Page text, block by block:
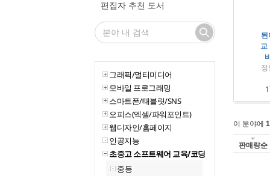
편집자 추천 도서
그래픽/멀티미디어
모바일 프로그래밍
스마트폰/태블릿/SNS
오피스(엑셀/파워포인트)
웹디자인/홈페이지
인공지능
초중고 소프트웨어 교육/코딩
중등
교
이 분야에
판매량순